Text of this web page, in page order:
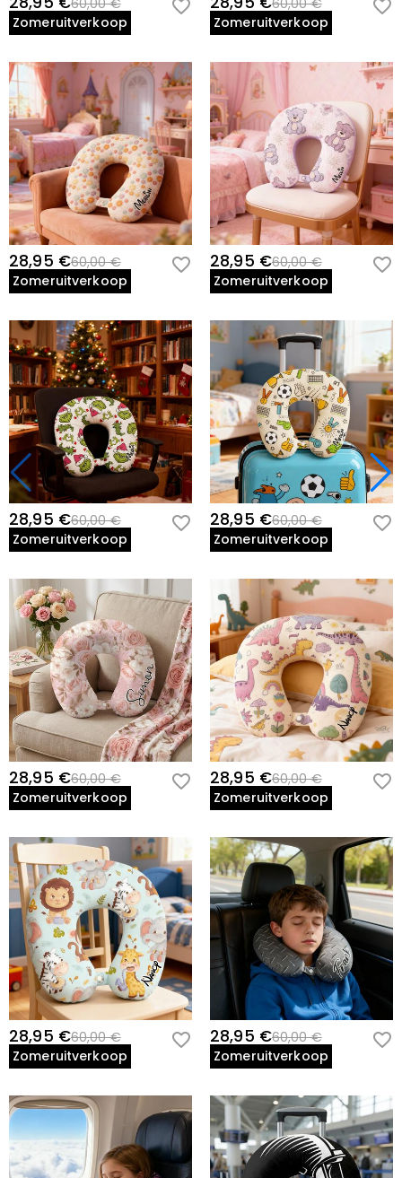
60,00 €
Zomeruitverkoop
60,00 €
Zomeruitverkoop
28,95 €60,00 €
Zomeruitverkoop
28,95 €60,00 €
Zomeruitverkoop
28,95 €60,00 €
Zomeruitverkoop
28,95 €60,00 €
Zomeruitverkoop
28,95 €60,00 €
Zomeruitverkoop
28,95 €60,00 €
Zomeruitverkoop
28,95 €60,00 €
Zomeruitverkoop
28,95 €60,00 €
Zomeruitverkoop